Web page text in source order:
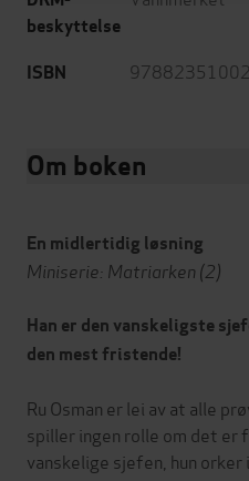
beskyttelse
ISBN
Om boken
En midlertidig løsning
Miniserie: Matriarken (2)
Han er den vanskeligste
den mest fristende!
Ru Osman er lei av at alle
spiller ingen rolle om det
vanskelige sjefen, hun orker